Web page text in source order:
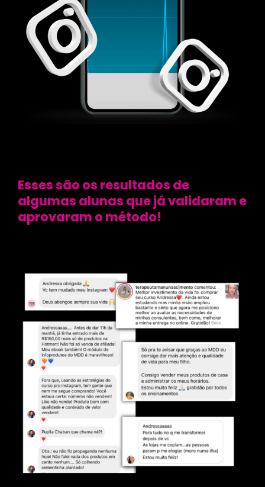
Esses são os resultados de
algumas alunas que já validaram e
aprovaram o método!